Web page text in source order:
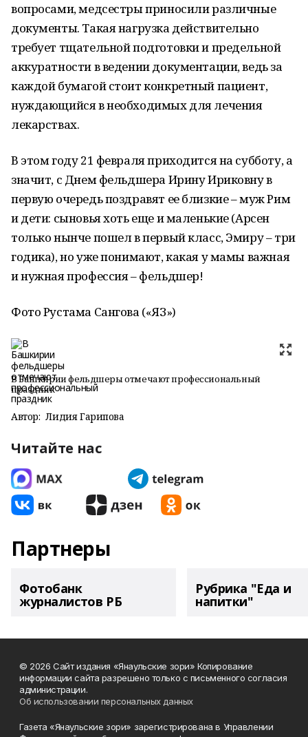
вопросами, медсестры приносили различные
документы. Такая нагрузка действительно
требует тщательной подготовки и предельной
аккуратности в ведении документации, ведь за
каждой бумагой стоит конкретный пациент,
нуждающийся в необходимых для лечения
лекарствах.
В этом году 21 февраля приходится на субботу, а
значит, с Днем фельдшера Ирину Ириковну в
первую очередь поздравят ее близкие – муж Рим
и дети: сыновья хоть еще и маленькие (Арсен
только нынче пошел в первый класс, Эмиру – три
годика), но уже понимают, какая у мамы важная
и нужная профессия – фельдшер!
Фото Рустама Сангова («ЯЗ»)
В Башкирии фельдшеры отмечают профессиональный
праздник
Автор: Лидия Гарипова
Читайте нас
Партнеры
Фотобанк
журналистов РБ
Рубрика "Еда и
напитки"
© 2026 Сайт издания «Янаульские зори» Копирование
информации сайта разрешено только с письменного согласия
администрации.
Об использовании персональных данных
Газета «Янаульские зори» зарегистрирована в Управлении